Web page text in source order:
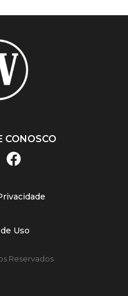
CONOSCO
Uso
Reservados